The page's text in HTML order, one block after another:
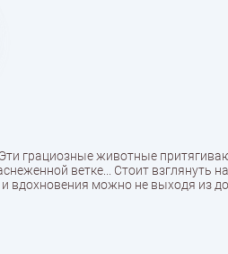
грациозные животные
ветке... Стоит взглянуть
вдохновения можно не выходя из